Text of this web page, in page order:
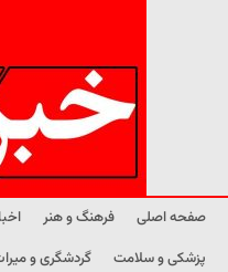
صفحه اصلی فرهنگ و هنر
پزشکی و سلامت
گردشگری و